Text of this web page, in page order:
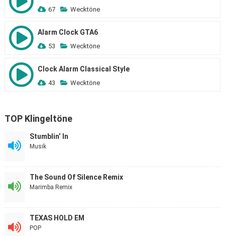
67 Wecktöne
Alarm Clock GTA6
53 Wecktöne
Clock Alarm Classical Style
43 Wecktöne
TOP Klingeltöne
Stumblin’ In
Musik
The Sound Of Silence Remix
Marimba Remix
TEXAS HOLD EM
POP